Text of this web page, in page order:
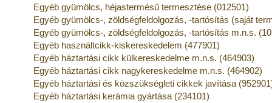
Egyéb gyümölcs, héjastermésű termesztése (012501)
Egyéb gyümölcs-, zöldségfeldolgozás, -tartósítás (saját
Egyéb gyümölcs-, zöldségfeldolgozás, -tartósítás m.n.s.
Egyéb használtcikk-kiskereskedelem (477901)
Egyéb háztartási cikk külkereskedelme m.n.s. (464903)
Egyéb háztartási cikk nagykereskedelme m.n.s. (464902)
Egyéb háztartási és közszükségleti cikkek javítása
Egyéb háztartási kerámia gyártása (234101)